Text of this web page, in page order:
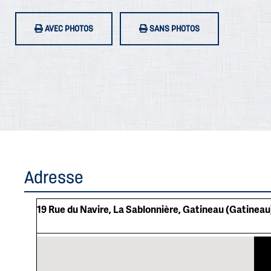
AVEC PHOTOS SANS PHOTOS
Adresse
19 Rue du Navire, La Sablonnière, Gatineau